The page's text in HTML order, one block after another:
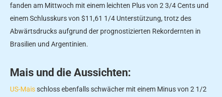
fanden am Mittwoch mit einem leichten Plus von 2 3/4 Cents und
einem Schlusskurs von $11,61 1/4 Unterstützung, trotz des
Abwärtsdrucks aufgrund der prognostizierten Rekordernten in
Brasilien und Argentinien.
Mais und die Aussichten:
US-Maisschloss ebenfalls schwächer mit einem Minus von 2 1/2